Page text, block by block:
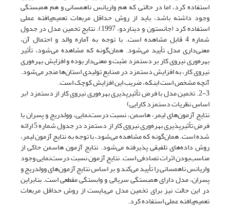
استفاده کرد، اما در حالتی که هم واریانس ناهمسانی و هم همبستگی
وجود داشته باشد، باید از روش حداقل مربعات تعمیم‌یافته عملی
استفاده کرد (جانستون و دیناردو، 1997). نتایج تخمین مدل در جدول
شماره 4 قابل مشاهده است. با توجه به آماره والد و احتمال آن،
معنی‌داری مدل تأیید می‌شود. همان‌گونه که مشاهده می‌‌شود، تأثیر
بهره‌وری نیروی کار بر دستمزد مثبت و معنی‌دار بوده و افزایش بهره‌وری
نیروی کار، به افزایش دستمزد در صنایع تولیدی استان‌ها منجر می‌شود.
آنچه مشخص است اینکه، ضریب این افزایش کوچک است.
2-‌3. تخمین مدل با فرض تأثیرپذیری بهره‌وری نیروی کار از دستمزد (بر
اساس نظریات دستمزد کارایی)
نتایج آزمون‌های لیمر، هاسمن، نسبت درست‌نمایی، وولدریج و پسران با
فرض تأثیرپذیری بهره‌وری نیروی کار از دستمزد در جدول شماره 5 ارائه
شده است. همان‌گونه که مشاهده می‌شود، با توجه به نتایج آزمون لیمر،
روش داده‌های تلفیقی پذیرفته می‌شود. نتایج آزمون هاسمن حاکی از
مناسب‌بودن اثرات تصادفی است. نتایج آزمون نسبت درست‌نمایی وجود
واریانس ناهمسانی را تأیید می‌کند و بر اساس نتایج آزمون‌های وولدریج و
پسران، مدل دارای همبستگی سریالی و وابستگی مقطعی است. بنابراین
در این حالت نیز برای تخمین مدل می‌بایست از روش حداقل مربعات
تعمیم‌یافته عملی استفاده کرد.